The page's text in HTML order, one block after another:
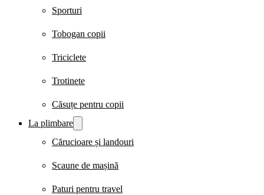
Sporturi
Tobogan copii
Triciclete
Trotinete
Căsuțe pentru copii
La plimbare
Cărucioare și landouri
Scaune de mașină
Paturi pentru travel